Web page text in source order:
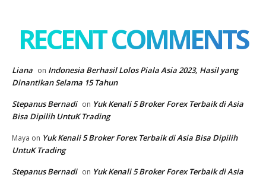
RECENT COMMENTS
Liana on Indonesia Berhasil Lolos Piala Asia 2023, Hasil yang
Dinantikan Selama 15 Tahun
Stepanus Bernadi on Yuk Kenali 5 Broker Forex Terbaik di Asia
Bisa Dipilih UntuK Trading
Maya on Yuk Kenali 5 Broker Forex Terbaik di Asia Bisa Dipilih
UntuK Trading
Stepanus Bernadi on Yuk Kenali 5 Broker Forex Terbaik di Asia